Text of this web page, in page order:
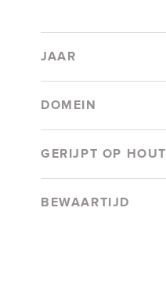
JAAR
DOMEIN
GERIJPT OP HOUT
BEWAARTIJD